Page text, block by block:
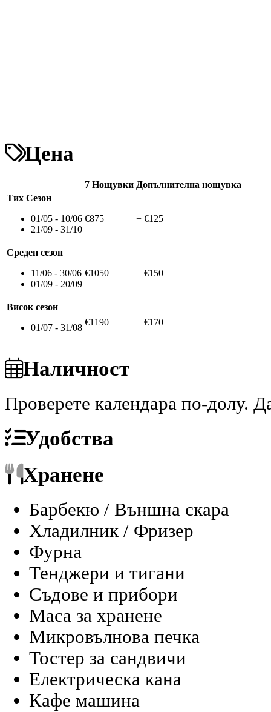
Цена
7 Нощувки Допълнителна нощувка
Тих Сезон
01/05 - 10/06
21/09 - 31/10
€875 + €125
Среден сезон
11/06 - 30/06
01/09 - 20/09
€1050 + €150
Висок сезон
01/07 - 31/08
€1190 + €170
Наличност
Проверете календара по-долу.
Удобства
Хранене
Барбекю / Външна скара
Хладилник / Фризер
Фурна
Тенджери и тигани
Съдове и прибори
Маса за хранене
Микровълнова печка
Тостер за сандвичи
Електрическа кана
Кафе машина